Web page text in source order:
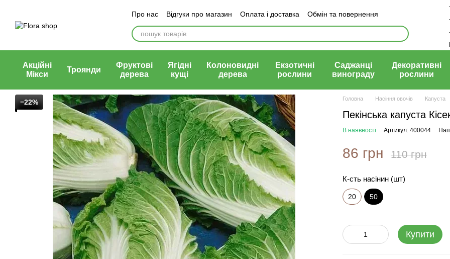
Про нас Відгуки про магазин Оплата і доставка
Обмін та повернення
Блог магазину
Публічний договір (оферта)
Акційні
Мікси
Троянди
Фруктові
дерева
Ягідні
кущі
Колоновидні
дерева
Екзотичні
рослини
Саджанці
винограду
Декоративні
рослини
−22% Головна Насіння овочів Капуста
Пекінська капуста
В наявності Артикул: 400044
86 грн 110 грн
К-сть насінин (шт)
20 50
Купити